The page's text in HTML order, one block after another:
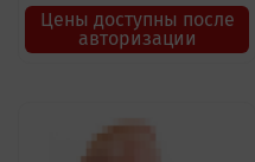
Цены доступны после
авторизации